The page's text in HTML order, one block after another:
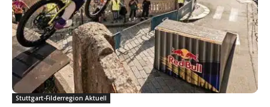
Stuttgart-Filderregion Aktuell